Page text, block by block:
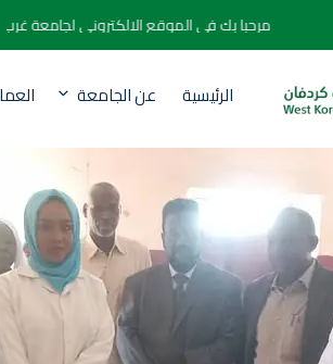
مرحبا بك في الموقع الالكتروني
الرئيسية عن الجامعة